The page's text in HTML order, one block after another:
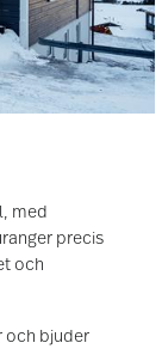
med
precis
och
och bjuder